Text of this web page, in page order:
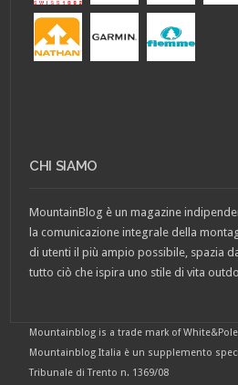
CHI SIAMO
MountainBlog è un magazine
la comunicazione integrale della
di utenti il più ampio possibile, spazia
tutto ciò che ispira uno stile di vita
Mountainblog is a trade mark of
Mountainblog Italia è un supplemento
Tribunale di Trento n. 1369/08